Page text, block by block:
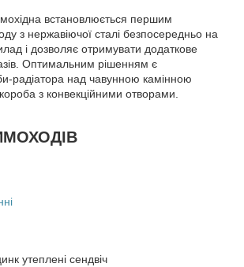
встановлюється першим
з нержавіючої сталі безпосередньо на
і дозволяє отримувати додаткове
Оптимальним рішенням є
радіатора над чавунною камінною
з конвекційними отворами.
утеплені сендвіч